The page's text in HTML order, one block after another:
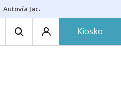
Autovía Jaca
Kiosko